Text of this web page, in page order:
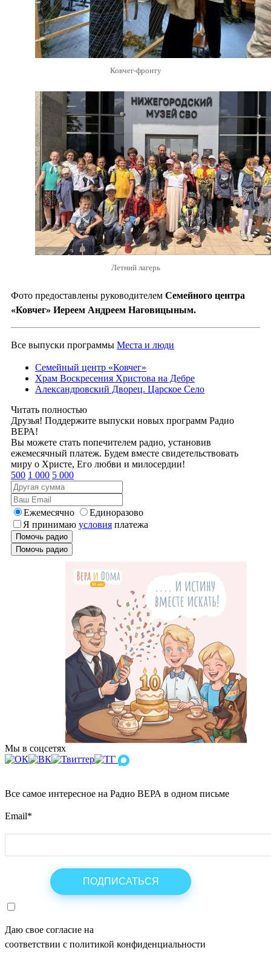
Ковчег-фронту
Летний лагерь
Фото предоставлены руководителем Семейного центра
«Ковчег» Иереем Андреем Наговицыным.
Все выпуски программы Места и люди
Семейный центр «Ковчег»
Храм Воскресения Христова на Дебре
Александровский Дворец. Царское Село
Читать полностью
Друзья! Поддержите выпуски новых программ Радио
ВЕРА!
Вы можете стать попечителем радио, установив
ежемесячный платеж. Будем вместе свидетельствовать
миру о Христе, Его любви и милосердии!
500 1 000 5 000
Ежемесячно
Единоразово
Я принимаю условия платежа
Помочь радио
Помочь радио
Мы в соцсетях
Все самое интересное на Радио ВЕРА в одном письме
Email*
Даю свое согласие на
соответствии с политикой конфиденциальности